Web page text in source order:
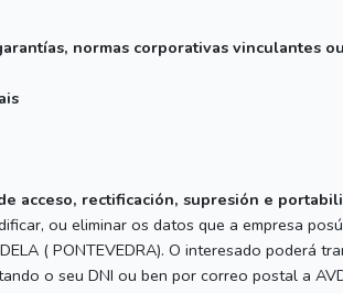
normas corporativas vinculantes
acceso, rectificación, supresión e
ou eliminar os datos que a empresa
( PONTEVEDRA). O interesado
o seu DNI ou ben por correo postal a